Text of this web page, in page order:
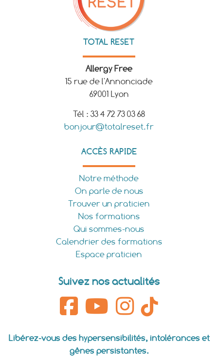
TOTAL RESET
Allergy Free
15 rue de l'Annonciade
69001 Lyon
Tél : 33 4 72 73 03 68
bonjour@totalreset.fr
ACCÈS RAPIDE
Notre méthode
On parle de nous
Trouver un praticien
Nos formations
Qui sommes-nous
Calendrier des formations
Espace praticien
Suivez nos actualités
Libérez-vous des hypersensibilités, intolérances et
gênes persistantes.